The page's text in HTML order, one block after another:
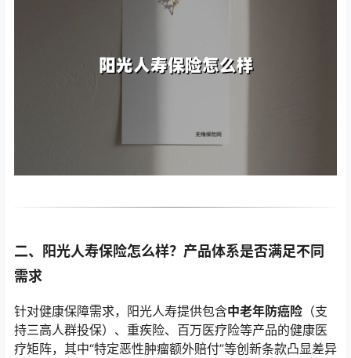
二、阳光人寿保险怎么样？产品体系是否满足不同
需求
针对健康保障需求，阳光人寿提供包含中老年防癌险 （支
持三高人群投保）、重疾险、百万医疗险等产品的健康医
疗矩阵，其中“特定恶性肿瘤额外赔付”等创新条款凸显差异